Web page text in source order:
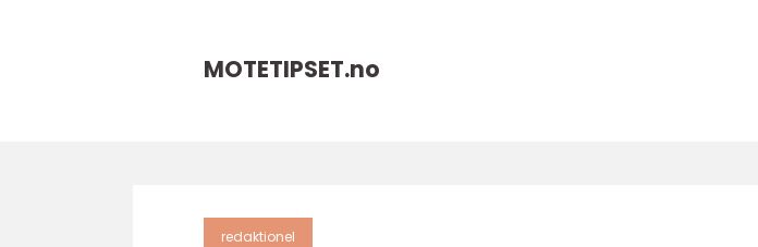
MOTETIPSET.no
redaktionel